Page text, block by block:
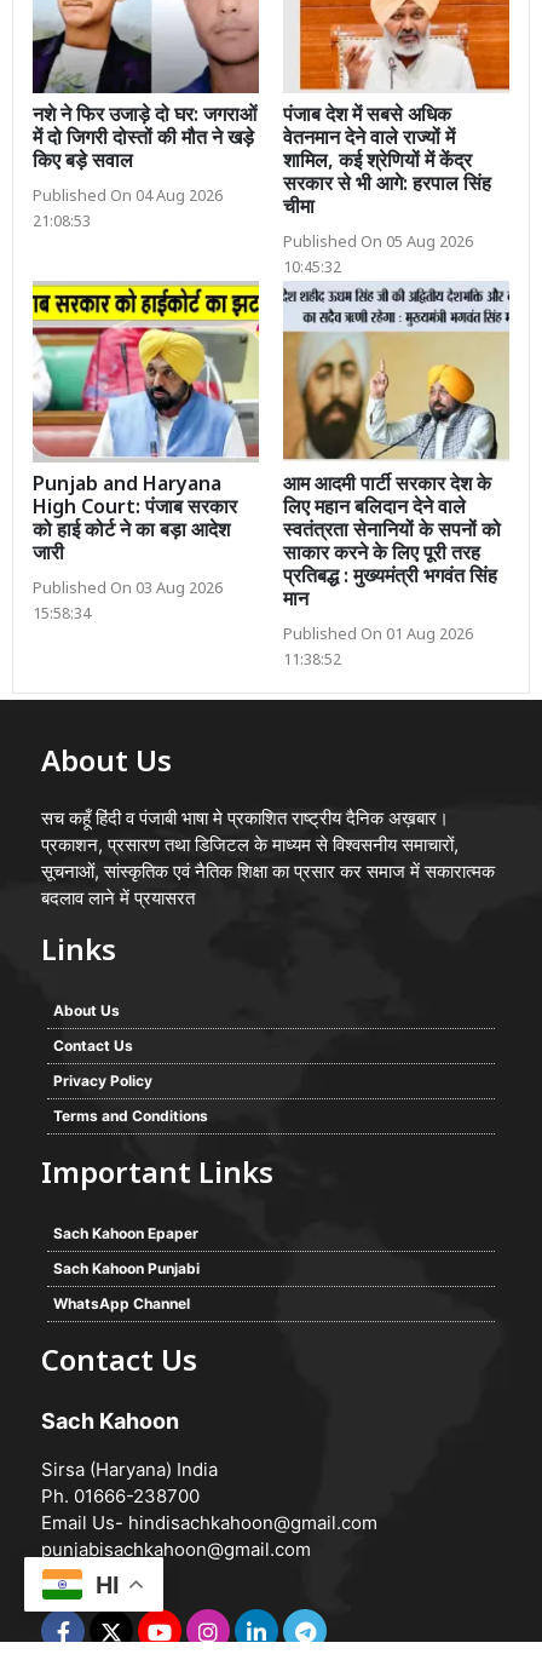
नशे ने फिर उजाड़े दो घर: जगराओं
में दो जिगरी दोस्तों की मौत ने खड़े
किए बड़े सवाल
Published On 04 Aug 2026
21:08:53
पंजाब देश में सबसे अधिक
वेतनमान देने वाले राज्यों में
शामिल, कई श्रेणियों में केंद्र
सरकार से भी आगे: हरपाल सिंह
चीमा
Published On 05 Aug 2026
10:45:32
Punjab and Haryana
High Court: पंजाब सरकार
को हाई कोर्ट ने का बड़ा आदेश
जारी
Published On 03 Aug 2026
15:58:34
आम आदमी पार्टी सरकार देश के
लिए महान बलिदान देने वाले
स्वतंत्रता सेनानियों के सपनों को
साकार करने के लिए पूरी तरह
प्रतिबद्ध : मुख्यमंत्री भगवंत सिंह
मान
Published On 01 Aug 2026
11:38:52
About Us
सच कहूँ हिंदी व पंजाबी भाषा मे प्रकाशित राष्ट्रीय दैनिक अख़बार।
प्रकाशन, प्रसारण तथा डिजिटल के माध्यम से विश्वसनीय समाचारों,
सूचनाओं, सांस्कृतिक एवं नैतिक शिक्षा का प्रसार कर समाज में सकारात्मक
बदलाव लाने में प्रयासरत
Links
About Us
Contact Us
Privacy Policy
Terms and Conditions
Important Links
Sach Kahoon Epaper
Sach Kahoon Punjabi
WhatsApp Channel
Contact Us
Sach Kahoon
Sirsa (Haryana) India
Ph. 01666-238700
Email Us- hindisachkahoon@gmail.com
punjabisachkahoon@gmail.com
HI